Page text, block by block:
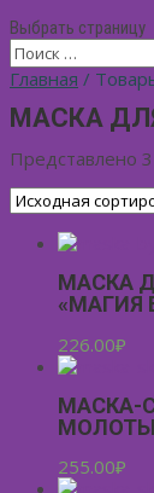
Выбрать страницу
Главная /
МАСКА
Представлено
МАСКА
«МАГИЯ
226.00₽
МАСКА-
255.00₽